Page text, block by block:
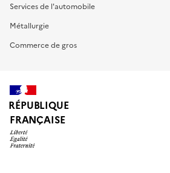
Services de l'automobile
Métallurgie
Commerce de gros
RÉPUBLIQUE
FRANÇAISE